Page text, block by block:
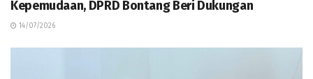
Kepemudaan, DPRD Bontang Beri Dukungan
14/07/2026